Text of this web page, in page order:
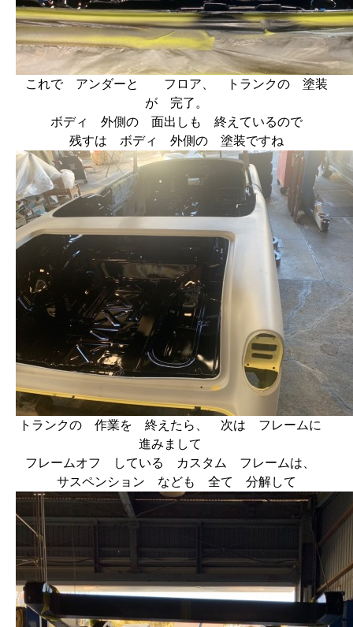
これで アンダーと フロア、 トランクの 塗装
が 完了。
ボディ 外側の 面出しも 終えているので
残すは ボディ 外側の 塗装ですね
トランクの 作業を 終えたら、 次は フレームに
進みまして
フレームオフ している カスタム フレームは、
サスペンション なども 全て 分解して